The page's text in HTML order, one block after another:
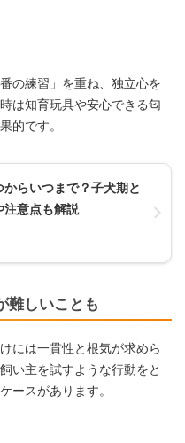
の練習」を重ね、独立心を
は知育玩具や安心できる匂
的です。
らいつまで？子犬期と
注意点も解説
難しいことも
には一貫性と根気が求めら
い主を試すような行動をと
ースがあります。